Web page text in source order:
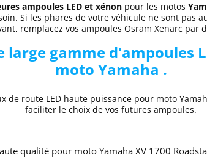
ampoules LED et xénonpour les motos
Si les phares de votre véhicule ne sont
remplacez vos ampoules Osram Xenarc par
gamme d'ampoules
moto Yamaha .
de route LED haute puissance pour moto
faciliter le choix de vos futures ampoules.
qualité pour moto Yamaha XV 1700